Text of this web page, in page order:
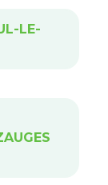
LE-